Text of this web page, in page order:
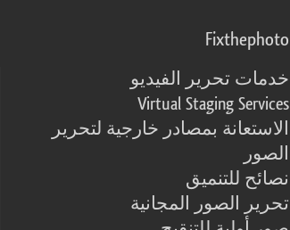
Fixthephoto
خدمات تحرير الفيديو
Virtual Staging Services
الاستعانة بمصادر خارجية لتحرير
الصور
نصائح للتنميق
تحرير الصور المجانية